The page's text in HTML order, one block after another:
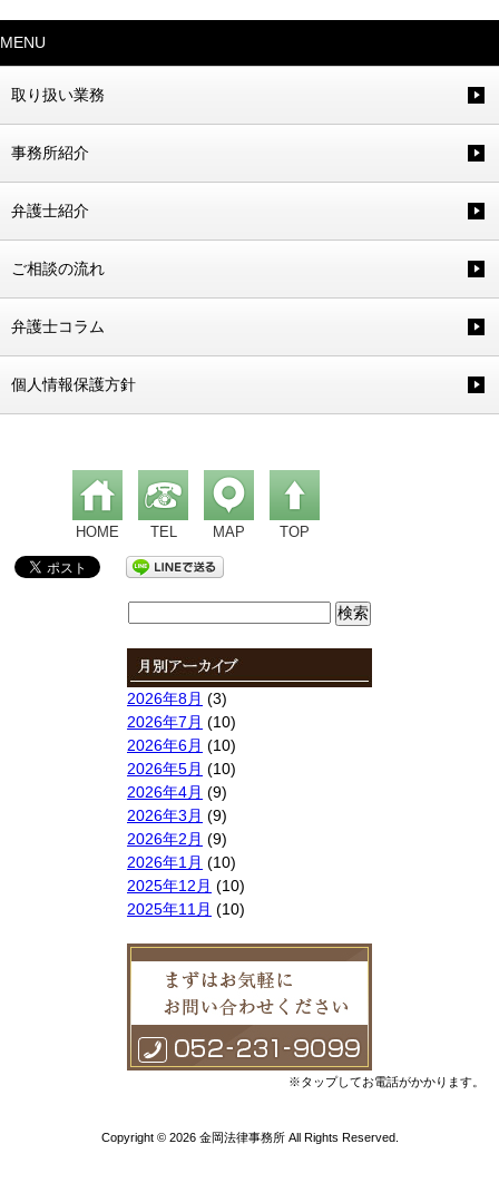
MENU
取り扱い業務
事務所紹介
弁護士紹介
ご相談の流れ
弁護士コラム
個人情報保護方針
HOME TEL MAP TOP
2026年8月 (3)
2026年7月 (10)
2026年6月 (10)
2026年5月 (10)
2026年4月 (9)
2026年3月 (9)
2026年2月 (9)
2026年1月 (10)
2025年12月 (10)
2025年11月 (10)
2025年8月(9)
2025年7月(10)
2025年6月(10)
2025年5月(10)
2025年4月(10)
2025年1月(8)
※タップしてお電話がかかります。
Copyright © 2026 金岡法律事務所 All Rights Reserved.